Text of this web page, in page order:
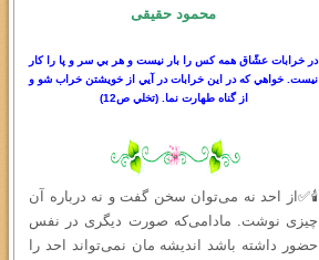
محمود حقیقی
در خرابات عشّاق همه كس را بار نيست و هر بي سر و پا را كار
نيست. خواهي كه در اين خرابات در آيي از خويشتن خراب شو و
از گناه طهارت نما.
(تخلي ص12)
🕯✅از احد نه می‌توان سخن گفت و نه درباره آن
چیزی نوشت. مادامی‌که صورت دیگری در نفس
حضور داشته باشد اندیشه‌ مان نمی‌تواند احد را